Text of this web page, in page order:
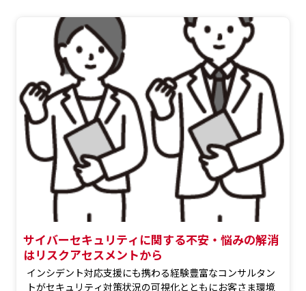
サイバーセキュリティに関する不安・悩みの解消
はリスクアセスメントから
インシデント対応支援にも携わる経験豊富なコンサルタン
トがセキュリティ対策状況の可視化とともにお客さま環境